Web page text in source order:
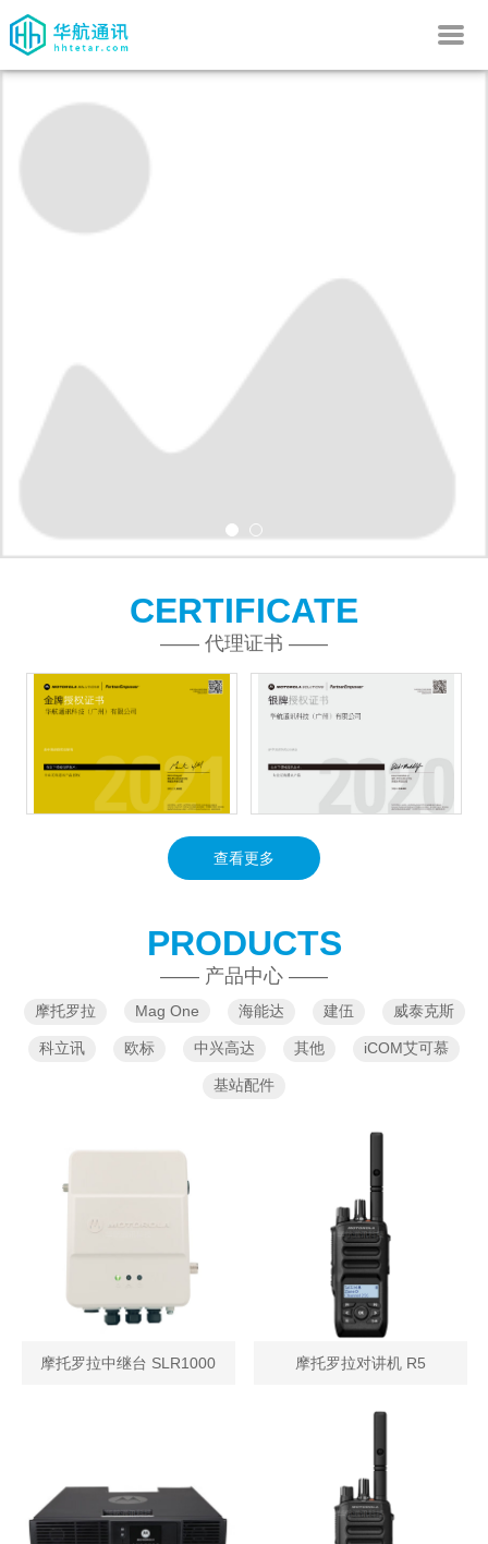
CERTIFICATE
—— 代理证书 ——
查看更多
PRODUCTS
—— 产品中心 ——
摩托罗拉 Mag One 海能达 建伍 威泰克斯
科立讯 欧标 中兴高达 其他 iCOM艾可慕
基站配件
摩托罗拉中继台 SLR1000 摩托罗拉对讲机 R5